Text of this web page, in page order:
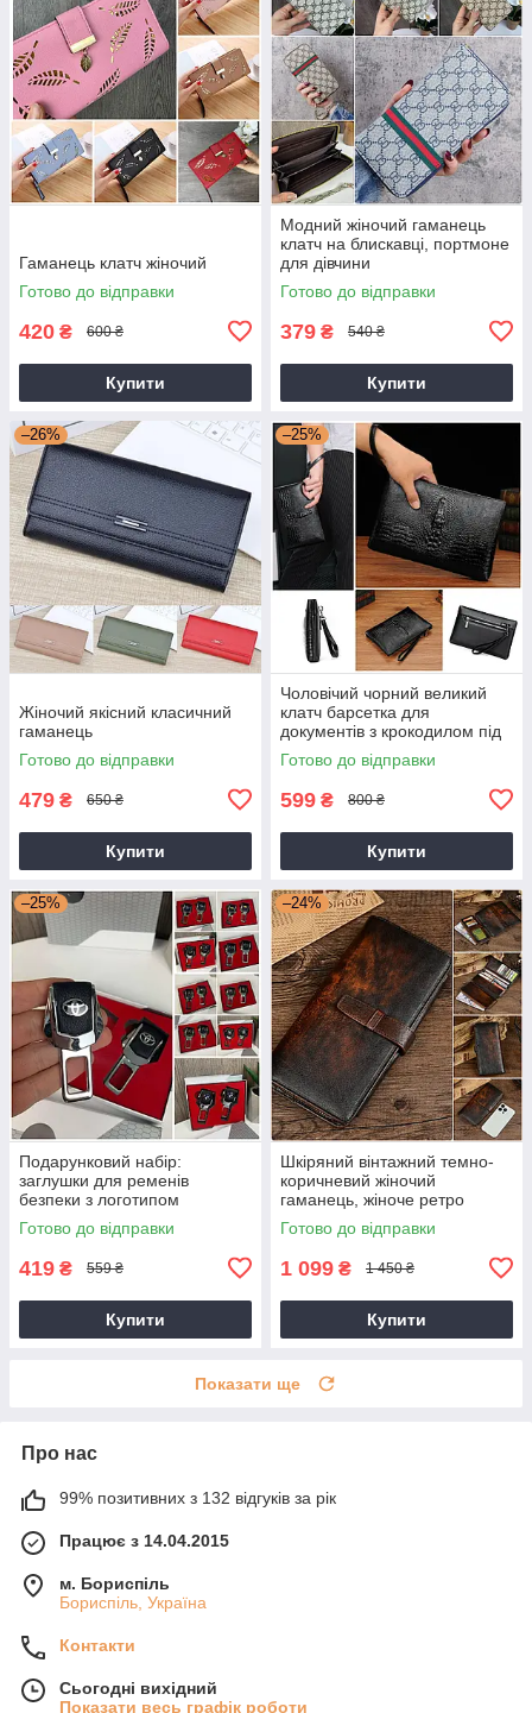
Гаманець клатч жіночий
Готово до відправки
420 ₴ 600 ₴
Купити
Модний жіночий гаманець
клатч на блискавці, портмоне
для дівчини
Готово до відправки
379 ₴ 540 ₴
Купити
–26%
Жіночий якісний класичний
гаманець
Готово до відправки
479 ₴ 650 ₴
Купити
–25%
Чоловічий чорний великий
клатч барсетка для
документів з крокодилом під
рептилію
Готово до відправки
599 ₴ 800 ₴
Купити
–25%
Подарунковий набір:
заглушки для ременів
безпеки з логотипом
Mercedes Toyota, BMW,
Lexus, Mazda та інші
Готово до відправки
419 ₴ 559 ₴
Купити
–24%
Шкіряний вінтажний темно-
коричневий жіночий
гаманець, жіноче ретро
портмоне
Готово до відправки
1 099 ₴ 1 450 ₴
Купити
Показати ще
Про нас
99% позитивних з 132 відгуків за рік
Працює з 14.04.2015
м. Бориспіль
Бориспіль, Україна
Контакти
Сьогодні вихідний
Показати весь графік роботи